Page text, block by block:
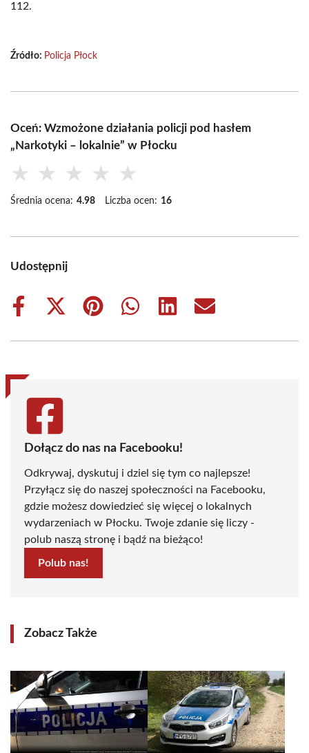
112.
Źródło: Policja Płock
Oceń: Wzmożone działania policji pod hasłem
„Narkotyki – lokalnie” w Płocku
★ ★ ★ ★ ★
Średnia ocena: 4.98 Liczba ocen: 16
Udostępnij
Share
Share
(Twitter)
Share
Share
Share
Share
Dołącz do nas na Facebooku!
Odkrywaj, dyskutuj i dziel się tym co najlepsze!
Przyłącz się do naszej społeczności na Facebooku,
gdzie możesz dowiedzieć się więcej o lokalnych
wydarzeniach w Płocku. Twoje zdanie się liczy -
polub naszą stronę i bądź na bieżąco!
Polub nas!
Zobacz Także